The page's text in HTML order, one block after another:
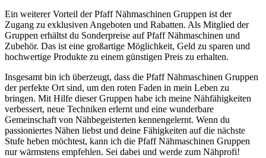
Ein weiterer Vorteil der Pfaff Nähmaschinen Gruppen ist der
Zugang zu exklusiven Angeboten und Rabatten. Als Mitglied der
Gruppen erhältst du Sonderpreise auf Pfaff Nähmaschinen und
Zubehör. Das ist eine großartige Möglichkeit, Geld zu sparen und
hochwertige Produkte zu einem günstigen Preis zu erhalten.
Insgesamt bin ich überzeugt, dass die Pfaff Nähmaschinen Gruppen
der perfekte Ort sind, um den roten Faden in mein Leben zu
bringen. Mit Hilfe dieser Gruppen habe ich meine Nähfähigkeiten
verbessert, neue Techniken erlernt und eine wunderbare
Gemeinschaft von Nähbegeisterten kennengelernt. Wenn du
passioniertes Nähen liebst und deine Fähigkeiten auf die nächste
Stufe heben möchtest, kann ich die Pfaff Nähmaschinen Gruppen
nur wärmstens empfehlen. Sei dabei und werde zum Nähprofi!